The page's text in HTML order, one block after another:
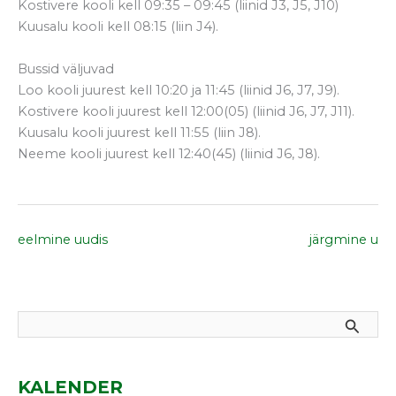
Kostivere kooli kell 09:35 – 09:45 (liinid J3, J5, J10)
Kuusalu kooli kell 08:15 (liin J4).
Bussid väljuvad
Loo kooli juurest kell 10:20 ja 11:45 (liinid J6, J7, J9).
Kostivere kooli juurest kell 12:00(05) (liinid J6, J7, J11).
Kuusalu kooli juurest kell 11:55 (liin J8).
Neeme kooli juurest kell 12:40(45) (liinid J6, J8).
←Previous Postitus Next Postitus→
KALENDER